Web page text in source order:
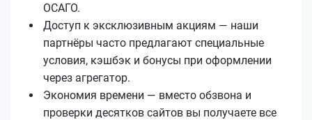
ОСАГО.
Доступ к эксклюзивным акциям — наши
партнёры часто предлагают специальные
условия, кэшбэк и бонусы при оформлении
через агрегатор.
Экономия времени — вместо обзвона и
проверки десятков сайтов вы получаете все